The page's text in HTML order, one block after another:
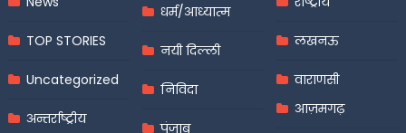
TOP STORIES
Uncategorized
अन्तर्राष्ट्रीय
धर्म/आध्यात्म
नयी दिल्ली
निविदा
पंजाब
लखनऊ
वाराणसी
आज़मगढ़